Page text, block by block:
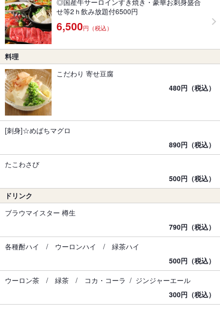
◎国産牛サーロインすき焼き・豪華お刺身盛合
せ等2ｈ飲み放題付6500円
6,500円（税込）
料理
こだわり 寄せ豆腐
480円（税込）
[刺身]☆めばちマグロ
890円（税込）
たこわさび
500円（税込）
ドリンク
ブラウマイスター 樽生
790円（税込）
各種酎ハイ / ウーロンハイ / 緑茶ハイ
500円（税込）
ウーロン茶 / 緑茶 / コカ・コーラ / ジンジャーエール
300円（税込）